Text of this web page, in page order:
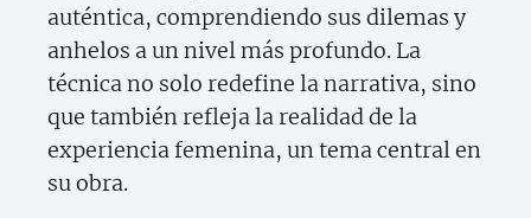
auténtica, comprendiendo sus dilemas y
anhelos a un nivel más profundo. La
técnica no solo redefine la narrativa, sino
que también refleja la realidad de la
experiencia femenina, un tema central en
su obra.